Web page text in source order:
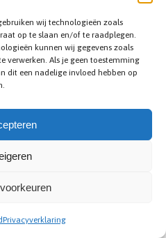
wij technologieën zoals
op te slaan en/of te raadplegen.
kunnen wij gegevens zoals
verwerken. Als je geen toestemming
dit een nadelige invloed hebben op
Privacyverklaring
een minimalistische
men er vaak bewust om
Wilt u toch graag een
Dan is het alleen
voor huishoudens met
die slecht ter been zijn.
.